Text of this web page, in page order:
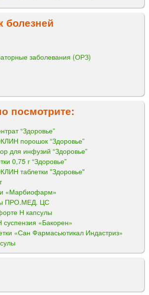
болезней
заболевания (ОРЗ)
посмотрите:
“Здоровье”
порошок “Здоровье”
для инфузий “Здоровье”
0,75 г “Здоровье”
таблетки "Здоровье"
«Марбиофарм»
ПРО.МЕД. ЦС
Н капсулы
«Бакорен»
«Сан Фармасьютикал Индастриз»